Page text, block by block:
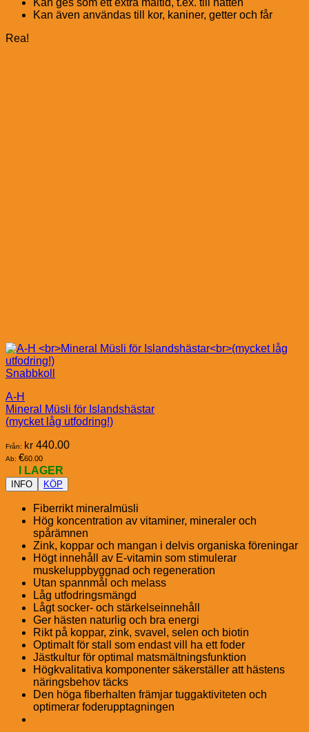
Kan även användas till kor, kaniner, getter och får
Rea!
Snabbkoll
A-H
Mineral Müsli för Islandshästar
(mycket låg utfodring!)
Från: kr 440.00
Ab: €60.00
I LAGER
INFO KÖP
Fiberrikt mineralmüsli
Hög koncentration av vitaminer, mineraler och
spårämnen
Zink, koppar och mangan i delvis organiska föreningar
Högt innehåll av E-vitamin som stimulerar
muskeluppbyggnad och regeneration
Utan spannmål och melass
Låg utfodringsmängd
Lågt socker- och stärkelseinnehåll
Ger hästen naturlig och bra energi
Rikt på koppar, zink, svavel, selen och biotin
Optimalt för stall som endast vill ha ett foder
Jästkultur för optimal matsmältningsfunktion
Högkvalitativa komponenter säkerställer att hästens
näringsbehov täcks
Den höga fiberhalten främjar tuggaktiviteten och
optimerar foderupptagningen